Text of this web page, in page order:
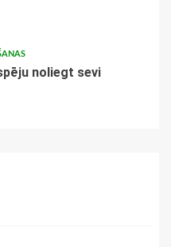
noliegt sevi